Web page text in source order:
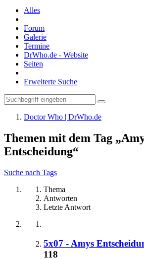
Alles
Forum
Galerie
Termine
DrWho.de - Website
Seiten
Erweiterte Suche
Doctor Who | DrWho.de
Themen mit dem Tag
Entscheidung“
Suche nach Tags
Thema
Antworten
Letzte Antwort
5x07 - Amys
118